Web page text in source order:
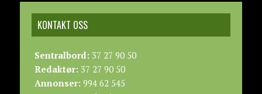
KONTAKT OSS
Sentralbord:37 27 90 50
Redaktør:37 27 90 50
Annonser:994 62 545